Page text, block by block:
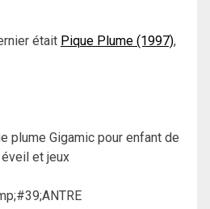
était Pique Plume (1997),